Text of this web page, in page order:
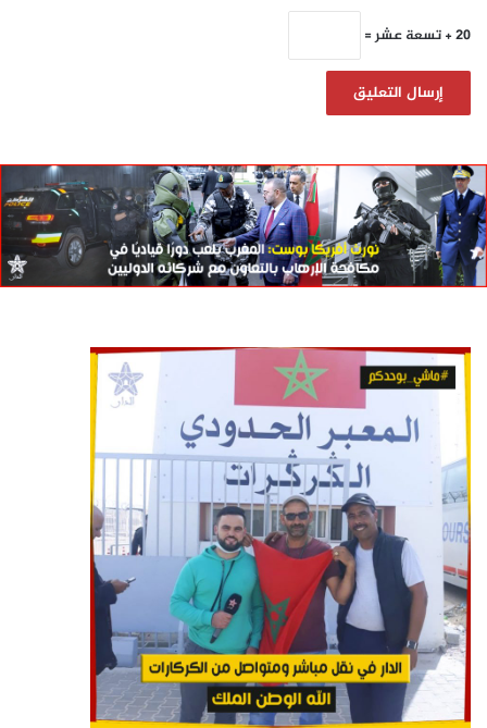
20 + تسعة عشر =